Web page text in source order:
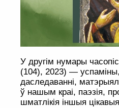
У другім нумары
(104), 2023) —
даследаванні,
ў нашым краі, паэзія,
шматлікія іншыя